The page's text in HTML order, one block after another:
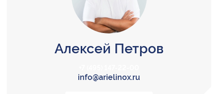
Алексей Петров
info@arielinox.ru